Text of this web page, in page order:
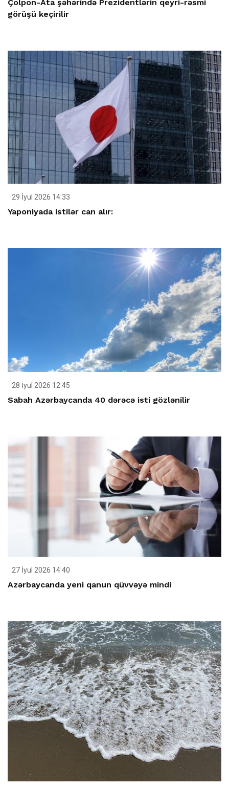
Çolpon-Ata şəhərində Prezidentlərin qeyri-rəsmi
görüşü keçirilir
29 İyul 2026 14:33
Yaponiyada istilər can alır:
28 İyul 2026 12:45
Sabah Azərbaycanda 40 dərəcə isti gözlənilir
27 İyul 2026 14:40
Azərbaycanda yeni qanun qüvvəyə mindi